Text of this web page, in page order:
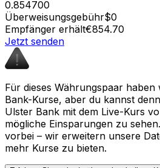
0.854700
Überweisungsgebühr$0
Empfänger erhält€854.70
Jetzt senden
Für dieses Währungspaar
Bank-Kurse, aber du kannst
Ulster Bank mit dem Live-Kurs
mögliche Einsparungen zu
vorbei – wir erweitern unsere
mehr Kurse zu bieten.